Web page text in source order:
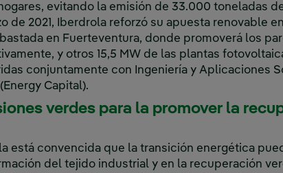
evitando la emisión de 33.000 toneladas
de 2021, Iberdrola reforzó su apuesta renovable
en Fuerteventura, donde promoverá los
y otros 15,5 MW de las plantas
conjuntamente con Ingeniería y Aplicaciones
Capital).
verdes para la promover la
está convencida que la transición energética
del tejido industrial y en la recuperación